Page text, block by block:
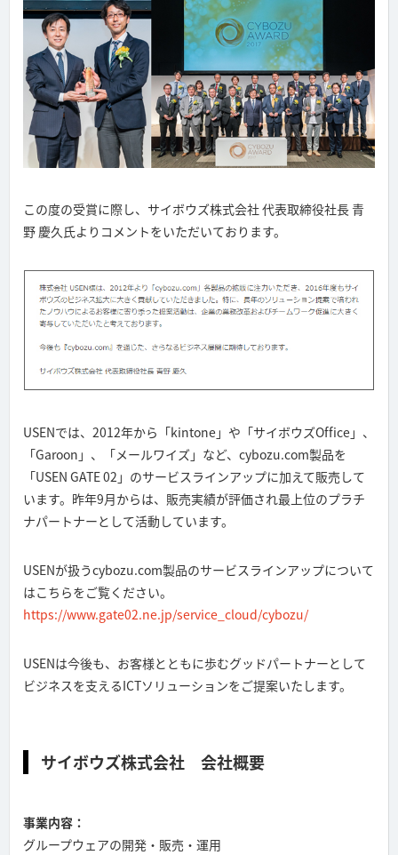
この度の受賞に際し、サイボウズ株式会社 代表取締役社長 青
野 慶久氏よりコメントをいただいております。
USENでは、2012年から「kintone」や「サイボウズOffice」、
「Garoon」、「メールワイズ」など、cybozu.com製品を
「USEN GATE 02」のサービスラインアップに加えて販売して
います。昨年9月からは、販売実績が評価され最上位のプラチ
ナパートナーとして活動しています。
USENが扱うcybozu.com製品のサービスラインアップについて
はこちらをご覧ください。
https://www.gate02.ne.jp/service_cloud/cybozu/
USENは今後も、お客様とともに歩むグッドパートナーとして
ビジネスを支えるICTソリューションをご提案いたします。
サイボウズ株式会社 会社概要
事業内容：
グループウェアの開発・販売・運用